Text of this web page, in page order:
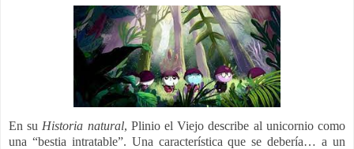
En su Historia natural, Plinio el Viejo describe al unicornio como
una “bestia intratable”. Una característica que se debería… a un